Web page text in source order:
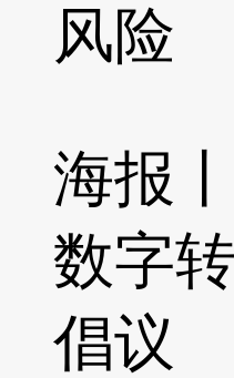
风险
海报
数字
倡议